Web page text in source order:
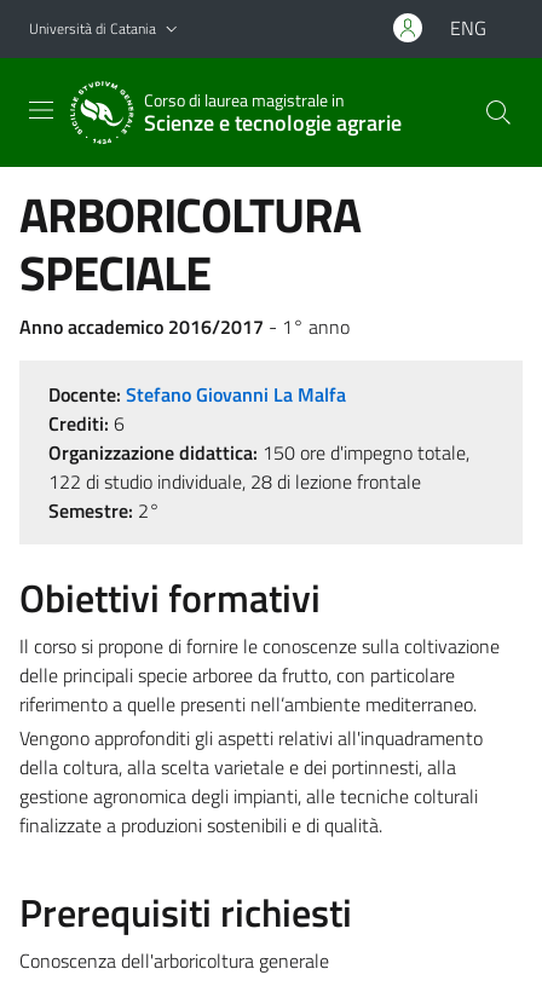
Vai al contenuto principale
Vai al menu di navigazione
Università di Catania ENG
Corso di laurea magistrale in
Scienze e tecnologie agrarie
ARBORICOLTURA
SPECIALE
Anno accademico 2016/2017 - 1° anno
Docente: Stefano Giovanni La Malfa
Crediti: 6
Organizzazione didattica: 150 ore d'impegno totale,
122 di studio individuale, 28 di lezione frontale
Semestre: 2°
Obiettivi formativi
Il corso si propone di fornire le conoscenze sulla coltivazione
delle principali specie arboree da frutto, con particolare
riferimento a quelle presenti nell’ambiente mediterraneo.
Vengono approfonditi gli aspetti relativi all'inquadramento
della coltura, alla scelta varietale e dei portinnesti, alla
gestione agronomica degli impianti, alle tecniche colturali
finalizzate a produzioni sostenibili e di qualità.
Prerequisiti richiesti
Conoscenza dell'arboricoltura generale